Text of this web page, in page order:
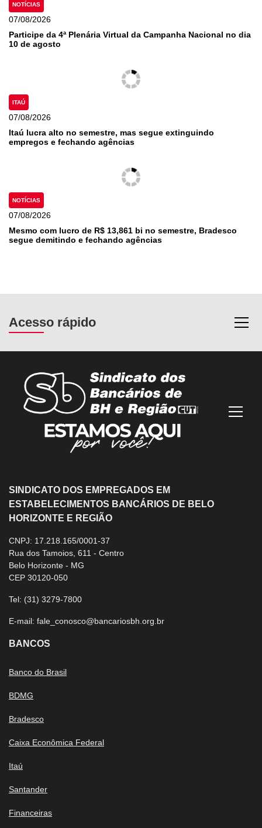
NOTÍCIAS
07/08/2026
Participe da 4ª Plenária Virtual da Campanha Nacional no dia
10 de agosto
ITAÚ
07/08/2026
Itaú lucra alto no semestre, mas segue extinguindo
empregos e fechando agências
NOTÍCIAS
07/08/2026
Mesmo com lucro de R$ 13,861 bi no semestre, Bradesco
segue demitindo e fechando agências
Acesso rápido
SINDICATO DOS EMPREGADOS EM
ESTABELECIMENTOS BANCÁRIOS DE BELO
HORIZONTE E REGIÃO
CNPJ: 17.218.165/0001-37
Rua dos Tamoios, 611 - Centro
Belo Horizonte - MG
CEP 30120-050
Tel: (31) 3279-7800
E-mail: fale_conosco@bancariosbh.org.br
BANCOS
Banco do Brasil
BDMG
Bradesco
Caixa Econômica Federal
Itaú
Santander
Financeiras